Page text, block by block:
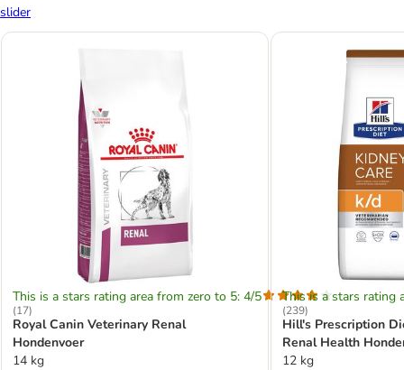
slider
This is a stars rating area from zero to 5: 4/5
(17)
Royal Canin Veterinary Renal
Hondenvoer
14 kg
This is a stars rating
(239)
Hill's Prescription
Renal Health
12 kg